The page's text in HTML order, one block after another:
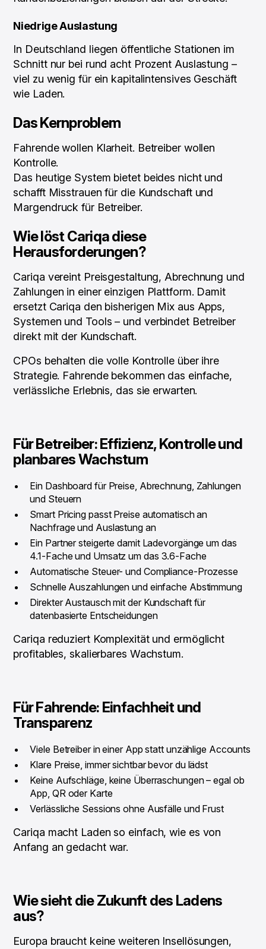
Niedrige Auslastung
In Deutschland liegen öffentliche Stationen im
Schnitt nur bei rund acht Prozent Auslastung –
viel zu wenig für ein kapitalintensives Geschäft
wie Laden.
Das Kernproblem
Fahrende wollen Klarheit. Betreiber wollen
Kontrolle.
Das heutige System bietet beides nicht und
schafft Misstrauen für die Kundschaft und
Margendruck für Betreiber.
Wie löst Cariqa diese
Herausforderungen?
Cariqa vereint Preisgestaltung, Abrechnung und
Zahlungen in einer einzigen Plattform. Damit
ersetzt Cariqa den bisherigen Mix aus Apps,
Systemen und Tools – und verbindet Betreiber
direkt mit der Kundschaft.
CPOs behalten die volle Kontrolle über ihre
Strategie. Fahrende bekommen das einfache,
verlässliche Erlebnis, das sie erwarten.
Für Betreiber: Effizienz, Kontrolle und
planbares Wachstum
Ein Dashboard für Preise, Abrechnung, Zahlungen
und Steuern
Smart Pricing passt Preise automatisch an
Nachfrage und Auslastung an
Ein Partner steigerte damit Ladevorgänge um das
4.1-Fache und Umsatz um das 3.6-Fache
Automatische Steuer- und Compliance-Prozesse
Schnelle Auszahlungen und einfache Abstimmung
Direkter Austausch mit der Kundschaft für
datenbasierte Entscheidungen
Cariqa reduziert Komplexität und ermöglicht
profitables, skalierbares Wachstum.
Für Fahrende: Einfachheit und
Transparenz
Viele Betreiber in einer App statt unzählige Accounts
Klare Preise, immer sichtbar bevor du lädst
Keine Aufschläge, keine Überraschungen – egal ob
App, QR oder Karte
Verlässliche Sessions ohne Ausfälle und Frust
Cariqa macht Laden so einfach, wie es von
Anfang an gedacht war.
Wie sieht die Zukunft des Ladens
aus?
Europa braucht keine weiteren Insellösungen,